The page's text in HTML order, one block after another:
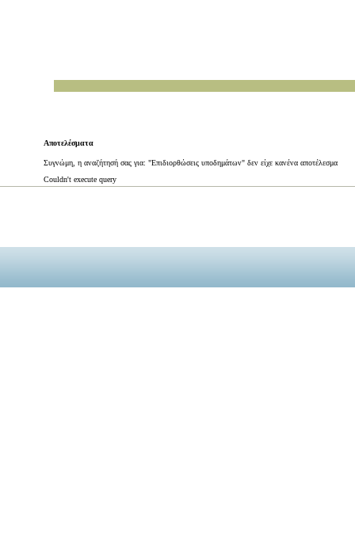
Αποτελέσματα
Συγνώμη, η αναζήτησή σας για: "Επιδιορθώσεις υποδημάτων" δεν είχε κανένα αποτέλεσμα
Couldn't execute query